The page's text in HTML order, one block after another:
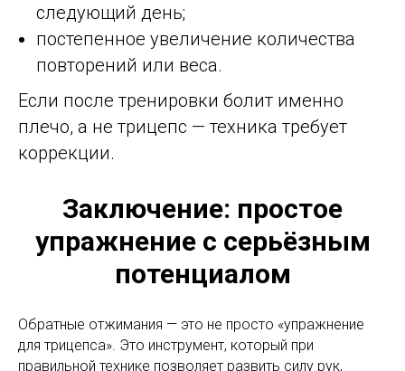
следующий день;
постепенное увеличение количества
повторений или веса.
Если после тренировки болит именно
плечо, а не трицепс — техника требует
коррекции.
Заключение: простое
упражнение с серьёзным
потенциалом
Обратные отжимания — это не просто «упражнение
для трицепса». Это инструмент, который при
правильной технике позволяет развить силу рук,